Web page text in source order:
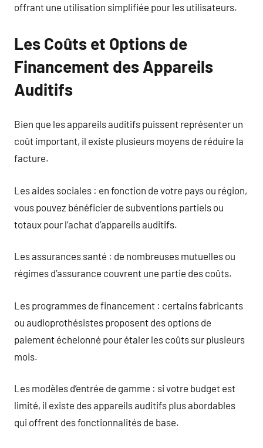
offrant une utilisation simplifiée pour les utilisateurs.
Les Coûts et Options de
Financement des Appareils
Auditifs
Bien que les appareils auditifs puissent représenter un
coût important, il existe plusieurs moyens de réduire la
facture.
Les aides sociales : en fonction de votre pays ou région,
vous pouvez bénéficier de subventions partiels ou
totaux pour l’achat d’appareils auditifs.
Les assurances santé : de nombreuses mutuelles ou
régimes d’assurance couvrent une partie des coûts.
Les programmes de financement : certains fabricants
ou audioprothésistes proposent des options de
paiement échelonné pour étaler les coûts sur plusieurs
mois.
Les modèles d’entrée de gamme : si votre budget est
limité, il existe des appareils auditifs plus abordables
qui offrent des fonctionnalités de base.